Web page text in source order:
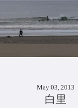
May 03, 2013
白里